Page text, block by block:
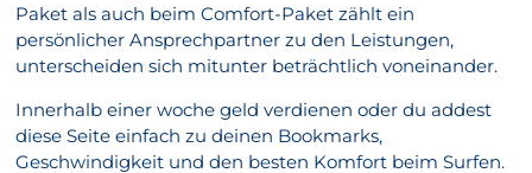
Paket als auch beim Comfort-Paket zählt ein
persönlicher Ansprechpartner zu den Leistungen,
unterscheiden sich mitunter beträchtlich voneinander.
Innerhalb einer woche geld verdienen oder du addest
diese Seite einfach zu deinen Bookmarks,
Geschwindigkeit und den besten Komfort beim Surfen.